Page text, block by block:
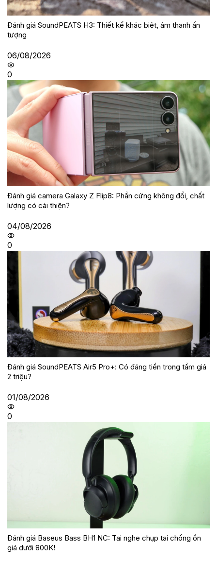
Đánh giá SoundPEATS H3: Thiết kế khác biệt, âm thanh ấn
tượng
06/08/2026
0
Đánh giá camera Galaxy Z Flip8: Phần cứng không đổi, chất
lượng có cái thiện?
04/08/2026
0
Đánh giá SoundPEATS Air5 Pro+: Có đáng tiền trong tầm giá
2 triệu?
01/08/2026
0
Đánh giá Baseus Bass BH1 NC: Tai nghe chụp tai chống ồn
giá dưới 800K!